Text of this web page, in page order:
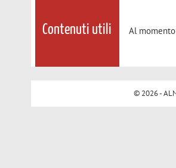
Contenuti utili Al
© 2026 -